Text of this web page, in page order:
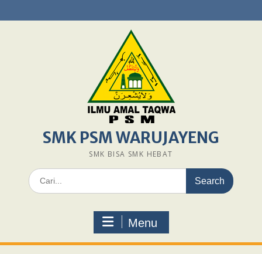
to
SMK PSM WARUJAYENG
SMK BISA SMK HEBAT
Search
for:
Menu